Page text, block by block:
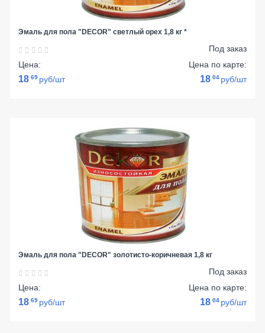
Эмаль для пола "DECOR" светлый орех 1,8 кг *
Под заказ
Цена:
18 69 руб/шт
Цена по карте:
18 04 руб/шт
Эмаль для пола "DECOR" золотисто-коричневая 1,8 кг
Под заказ
Цена:
18 69 руб/шт
Цена по карте:
18 04 руб/шт